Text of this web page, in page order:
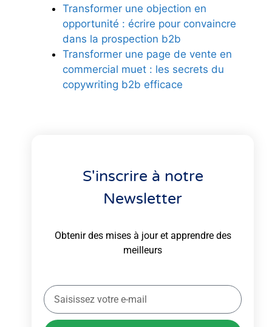
Transformer une objection en
opportunité : écrire pour convaincre
dans la prospection b2b
Transformer une page de vente en
commercial muet : les secrets du
copywriting b2b efficace
S'inscrire à notre
Newsletter
Obtenir des mises à jour et apprendre des
meilleurs